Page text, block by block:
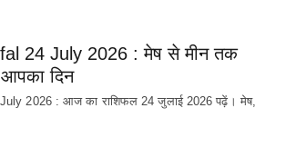
24 July 2026 : मेष से मीन तक
दिन
2026 : आज का राशिफल 24 जुलाई 2026 पढ़ें। मेष,